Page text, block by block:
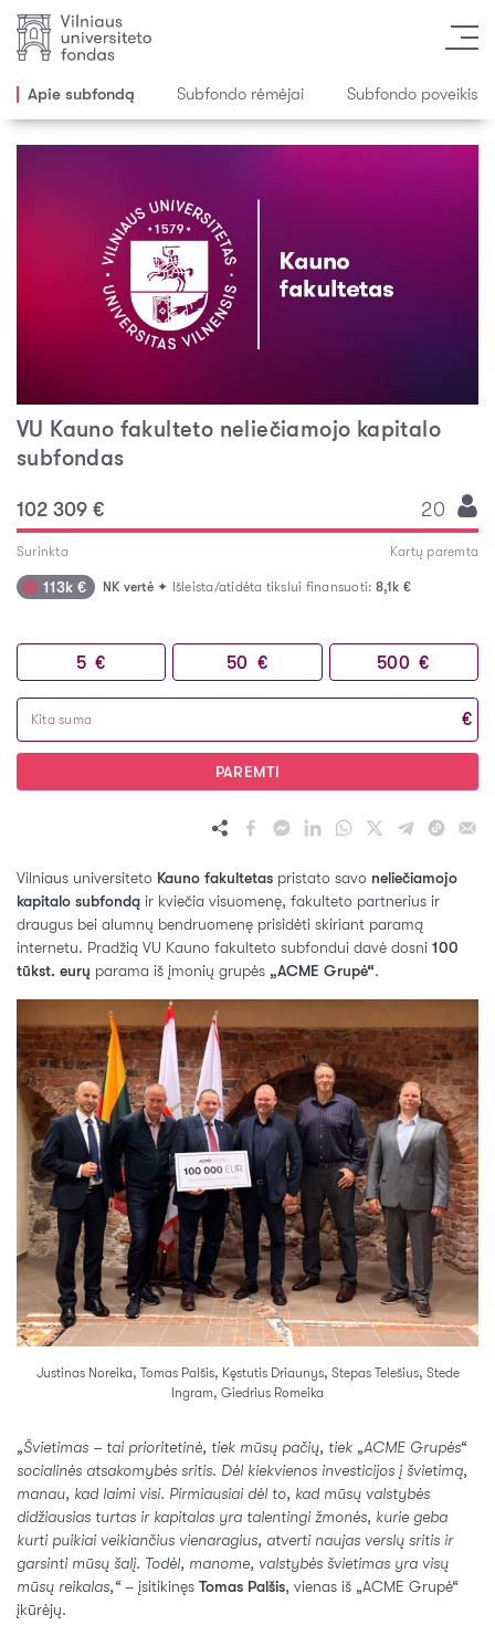
Apie subfondą Subfondo rėmėjai Subfondo poveikis
VU Kauno fakulteto neliečiamojo kapitalo
subfondas
102 309 € 20
Surinkta Kartų paremta
113k € NK vertė✦ Išleista/atidėta tikslui finansuoti: 8,1k €
5 € 50 € 500 €
€
PAREMTI
Vilniaus universiteto Kauno fakultetas pristato savo neliečiamojo
kapitalo subfondą ir kviečia visuomenę, fakulteto partnerius ir
draugus bei alumnų bendruomenę prisidėti skiriant paramą
internetu. Pradžią VU Kauno fakulteto subfondui davė dosni 100
tūkst. eurų parama iš įmonių grupės „ACME Grupė“.
Justinas Noreika, Tomas Palšis, Kęstutis Driaunys, Stepas Telešius, Stede
Ingram, Giedrius Romeika
„Švietimas – tai prioritetinė, tiek mūsų pačių, tiek „ACME Grupės“
socialinės atsakomybės sritis. Dėl kiekvienos investicijos į švietimą,
manau, kad laimi visi. Pirmiausiai dėl to, kad mūsų valstybės
didžiausias turtas ir kapitalas yra talentingi žmonės, kurie geba
kurti puikiai veikiančius vienaragius, atverti naujas verslų sritis ir
garsinti mūsų šalį. Todėl, manome, valstybės švietimas yra visų
mūsų reikalas,“– įsitikinęs Tomas Palšis, vienas iš „ACME Grupė“
įkūrėjų.